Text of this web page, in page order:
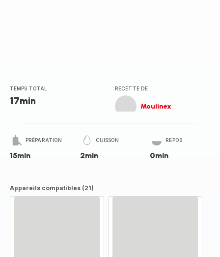
TEMPS TOTAL
17min
RECETTE DE
Moulinex
PRÉPARATION
15min
CUISSON
2min
REPOS
0min
Appareils compatibles (21)